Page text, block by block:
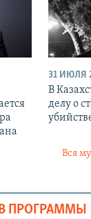
31 ИЮЛЯ
В
делу о
Вся
ПРОГРАММЫ